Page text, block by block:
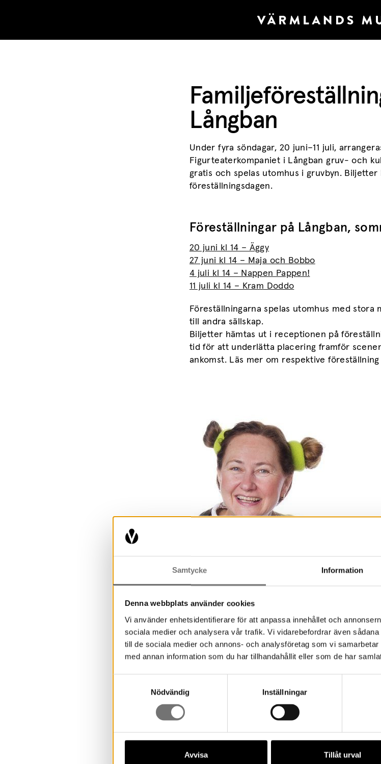
Samtycke Information
Denna webbplats använder cookies
Vi använder enhetsidentifierare för att anpassa innehållet och
sociala medier och analysera vår trafik. Vi vidarebefordrar även
till de sociala medier och annons- och analysföretag som vi
med annan information som du har tillhandahållit eller som de har
Nödvändig
Inställningar
Avvisa Tillåt urval
Långban
Under fyra söndagar, 20 juni–11 juli,
Figurteaterkompaniet i Långban gruv- och
gratis och spelas utomhus i gruvbyn.
föreställningsdagen.
Föreställningar på Långban,
20 juni kl 14 – Äggy
27 juni kl 14 – Maja och Bobbo
4 juli kl 14 – Nappen Pappen!
11 juli kl 14 – Kram Doddo
Föreställningarna spelas utomhus med stora
till andra sällskap.
Biljetter hämtas ut i receptionen på
tid för att underlätta placering framför
ankomst. Läs mer om respektive föreställning
Figurteaterkompaniet. Foto:
Hugo Catolino, producerar och turnerar